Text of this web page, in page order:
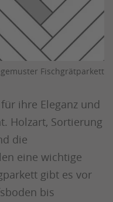
Fischgrätparkett
ihre Eleganz und
Holzart, Sortierung
die
eine wichtige
gibt es vor
bis